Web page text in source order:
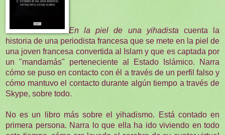
En la piel de una yihadista cuenta la
historia de una periodista francesa que se mete en la piel de
una joven francesa convertida al Islam y que es captada por
un "mandamás" perteneciente al Estado Islámico. Narra
cómo se puso en contacto con él a través de un perfil falso y
cómo mantuvo el contacto durante algún tiempo a través de
Skype, sobre todo.
No es un libro más sobre el yihadismo. Está contado en
primera persona. Narra lo que ella ha ido viviendo en todo